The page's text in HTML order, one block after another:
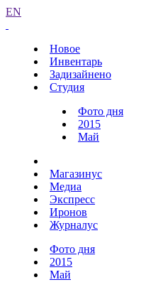
EN
Новое
Инвентарь
Задизайнено
Студия
Фото дня
2015
Май
Магазинус
Медиа
Экспресс
Иронов
Журналус
Фото дня
2015
Май